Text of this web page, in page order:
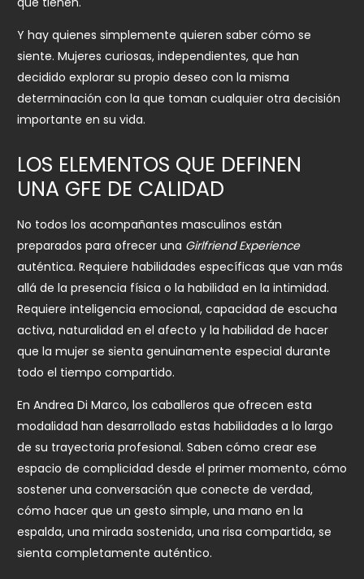
Y hay quienes simplemente quieren saber cómo se
siente. Mujeres curiosas, independientes, que han
decidido explorar su propio deseo con la misma
determinación con la que toman cualquier otra decisión
importante en su vida.
LOS ELEMENTOS QUE DEFINEN
UNA GFE DE CALIDAD
No todos los acompañantes masculinos están
preparados para ofrecer una Girlfriend Experience
auténtica. Requiere habilidades específicas que van más
allá de la presencia física o la habilidad en la intimidad.
Requiere inteligencia emocional, capacidad de escucha
activa, naturalidad en el afecto y la habilidad de hacer
que la mujer se sienta genuinamente especial durante
todo el tiempo compartido.
En Andrea Di Marco, los caballeros que ofrecen esta
modalidad han desarrollado estas habilidades a lo largo
de su trayectoria profesional. Saben cómo crear ese
espacio de complicidad desde el primer momento, cómo
sostener una conversación que conecte de verdad,
cómo hacer que un gesto simple, una mano en la
espalda, una mirada sostenida, una risa compartida, se
sienta completamente auténtico.